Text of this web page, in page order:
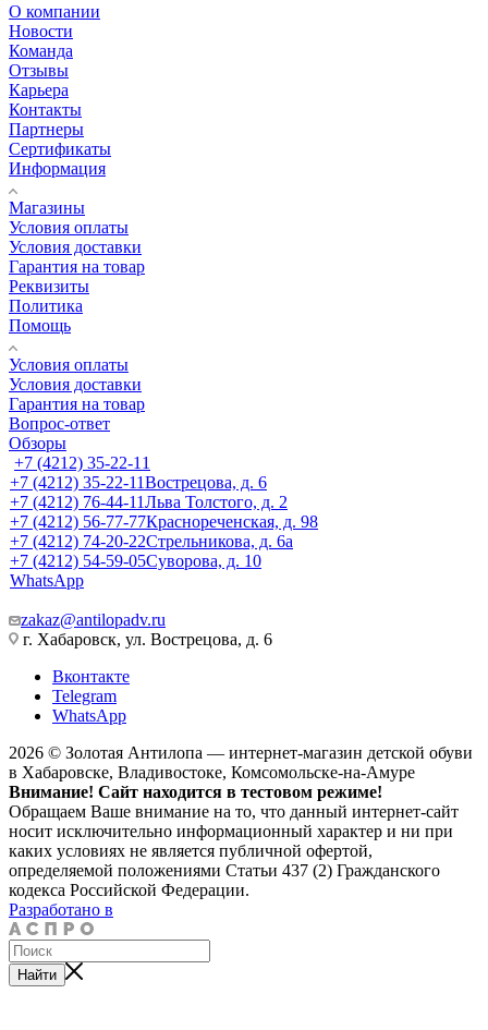
О компании
Новости
Команда
Отзывы
Карьера
Контакты
Партнеры
Сертификаты
Информация
Магазины
Условия оплаты
Условия доставки
Гарантия на товар
Реквизиты
Политика
Помощь
Условия оплаты
Условия доставки
Гарантия на товар
Вопрос-ответ
Обзоры
+7 (4212) 35-22-11
+7 (4212) 35-22-11Вострецова, д. 6
+7 (4212) 76-44-11Льва Толстого, д. 2
+7 (4212) 56-77-77Краснореченская, д. 98
+7 (4212) 74-20-22Стрельникова, д. 6а
+7 (4212) 54-59-05Суворова, д. 10
WhatsApp
zakaz@antilopadv.ru
г. Хабаровск, ул. Вострецова, д. 6
Вконтакте
Telegram
WhatsApp
2026 © Золотая Антилопа — интернет-магазин детской обуви
в Хабаровске, Владивостоке, Комсомольске-на-Амуре
Внимание! Сайт находится в тестовом режиме!
Обращаем Ваше внимание на то, что данный интернет-сайт
носит исключительно информационный характер и ни при
каких условиях не является публичной офертой,
определяемой положениями Статьи 437 (2) Гражданского
кодекса Российской Федерации.
Разработано в
Найти